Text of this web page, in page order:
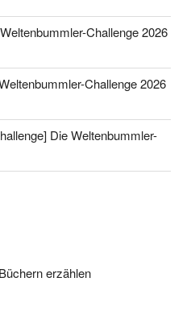
Challenge 2026
Challenge 2026
Die Weltenbummler-